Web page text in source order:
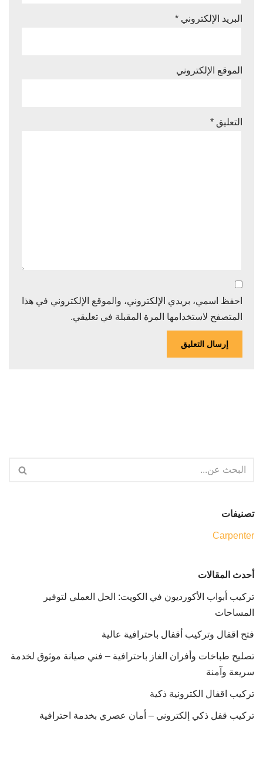
البريد الإلكتروني *
الموقع الإلكتروني
التعليق *
احفظ اسمي، بريدي الإلكتروني، والموقع الإلكتروني في هذا
المتصفح لاستخدامها المرة المقبلة في تعليقي.
تصنيفات
Carpenter
أحدث المقالات
تركيب أبواب الأكورديون في الكويت: الحل العملي لتوفير
المساحات
فتح اقفال وتركيب أقفال باحترافية عالية
تصليح طباخات وأفران الغاز باحترافية – فني صيانة موثوق لخدمة
سريعة وآمنة
تركيب اقفال الكترونية ذكية
تركيب قفل ذكي إلكتروني – أمان عصري بخدمة احترافية